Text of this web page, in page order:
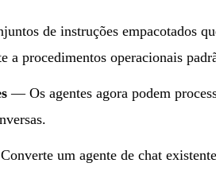
de instruções empacotados
a procedimentos operacionais
— Os agentes agora podem
um agente de chat